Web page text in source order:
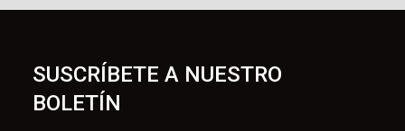
SUSCRÍBETE A NUESTRO
BOLETÍN